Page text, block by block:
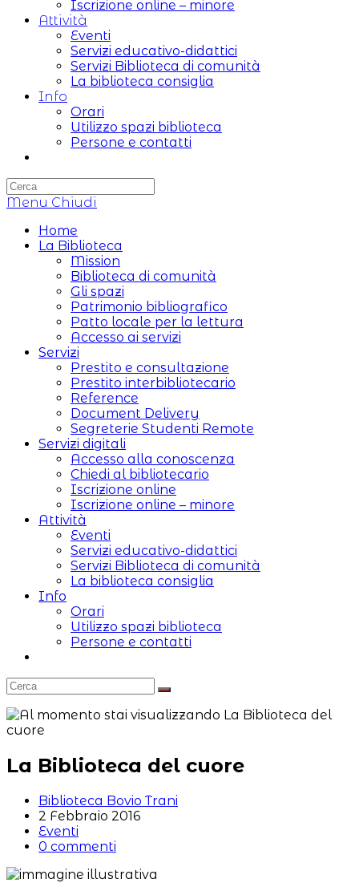
Iscrizione online – minore
Attività
Eventi
Servizi educativo-didattici
Servizi Biblioteca di comunità
La biblioteca consiglia
Info
Orari
Utilizzo spazi biblioteca
Persone e contatti
sul
web
Menu Chiudi
Home
La Biblioteca
Mission
Biblioteca di comunità
Gli spazi
Patrimonio bibliografico
Patto locale per la lettura
Accesso ai servizi
Servizi
Prestito e consultazione
Prestito interbibliotecario
Reference
Document Delivery
Segreterie Studenti Remote
Servizi digitali
Accesso alla conoscenza
Chiedi al bibliotecario
Iscrizione online
Iscrizione online – minore
Attività
Eventi
Servizi educativo-didattici
Servizi Biblioteca di comunità
La biblioteca consiglia
Info
Orari
Utilizzo spazi biblioteca
Persone e contatti
sito
web
La Biblioteca del cuore
Autore
dell'articolo:
Biblioteca Bovio Trani
Articolo
pubblicato:
2 Febbraio 2016
Categoria
dell'articolo:
Eventi
Commenti
0 commenti